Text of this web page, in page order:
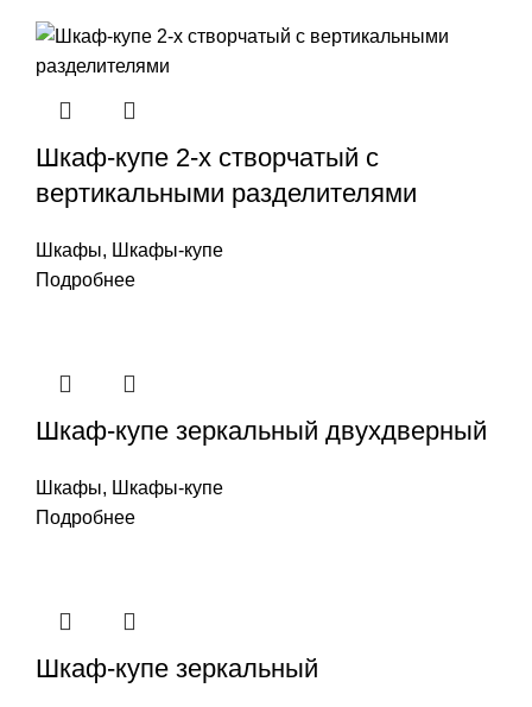
Шкаф-купе 2-х створчатый с
вертикальными разделителями
Шкафы, Шкафы-купе
Подробнее
Шкаф-купе зеркальный двухдверный
Шкафы, Шкафы-купе
Подробнее
Шкаф-купе зеркальный